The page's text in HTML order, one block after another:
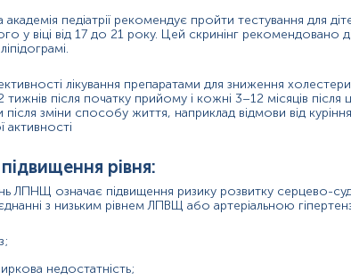
(порушення всмоктування поживних речовин);
їжі збагаченої насиченими жирними
С);
(спадкове захворювання, при якому
(синдром Бессена-Корнцвейга);
хвороба легень;
педіатрії рекомендує пройти тестування для
у віці від 17 до 21 року. Цей скринінг рекомендовано
лікування препаратами для зниження
тижнів після початку прийому і кожні 3–12 місяців
після зміни способу життя, наприклад відмови від
активності
рівня:
ЛПНЩ означає підвищення ризику розвитку серцево-
з низьким рівнем ЛПВЩ або артеріальною
недостатність;